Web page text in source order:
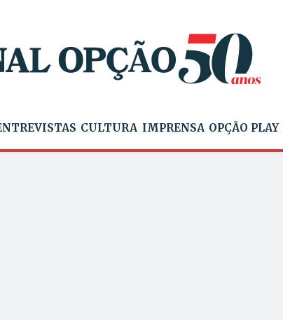
CULTURA IMPRENSA OPÇÃO PLAY